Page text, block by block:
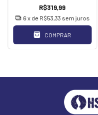
R$319,99
6x de R$53,33 sem juros
COMPRAR